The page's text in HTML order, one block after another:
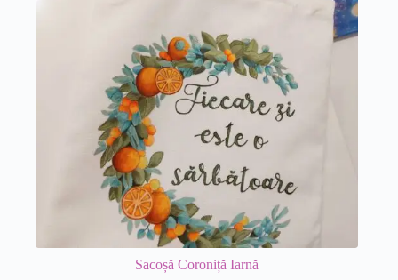
Sacoșă Coroniță Iarnă